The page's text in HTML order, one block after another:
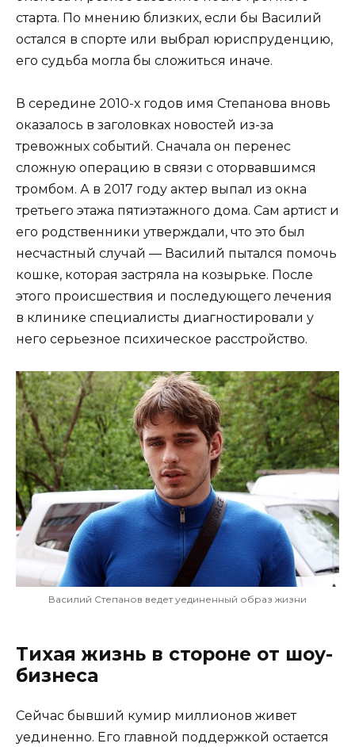
старта. По мнению близких, если бы Василий
остался в спорте или выбрал юриспруденцию,
его судьба могла бы сложиться иначе.
В середине 2010-х годов имя Степанова вновь
оказалось в заголовках новостей из-за
тревожных событий. Сначала он перенес
сложную операцию в связи с оторвавшимся
тромбом. А в 2017 году актер выпал из окна
третьего этажа пятиэтажного дома. Сам артист и
его родственники утверждали, что это был
несчастный случай — Василий пытался помочь
кошке, которая застряла на козырьке. После
этого происшествия и последующего лечения
в клинике специалисты диагностировали у
него серьезное психическое расстройство.
Василий Степанов ведет уединенный образ жизни
Тихая жизнь в стороне от шоу-
бизнеса
Сейчас бывший кумир миллионов живет
уединенно. Его главной поддержкой остается